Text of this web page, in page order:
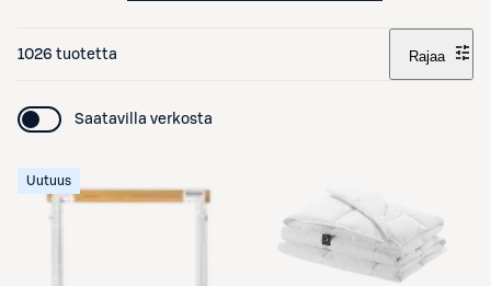
1026 tuotetta Rajaa
Saatavilla verkosta
Uutuus